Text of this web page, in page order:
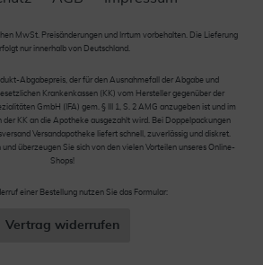
MwSt. Preisänderungen und Irrtum vorbehalten. Die Lieferung
nur innerhalb von Deutschland.
Abgabepreis, der für den Ausnahmefall der Abgabe und
Krankenkassen (KK) vom Hersteller gegenüber der
GmbH (IFA) gem. § III 1, S. 2 AMG anzugeben ist und im
der KK an die Apotheke ausgezahlt wird. Bei Doppelpackungen
Versandapotheke liefert schnell, zuverlässig und diskret.
und überzeugen Sie sich von den vielen Vorteilen unseres Online-
Shops!
einer Bestellung nutzen Sie das Formular:
Vertrag widerrufen